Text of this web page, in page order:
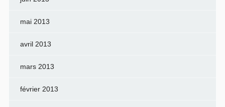
mai 2013
avril 2013
mars 2013
février 2013